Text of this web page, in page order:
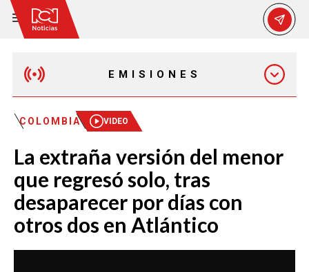
EMISIONES
MAÑANA EXPRESS
EMISIÓN 12:30 PM
EMISIÓN 7:00 PM
EMISIÓN 11:30 PM
COLOMBIA VIDEO
La extraña versión del menor
que regresó solo, tras
desaparecer por días con
otros dos en Atlántico